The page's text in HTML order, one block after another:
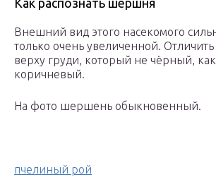
Как распознать шершня
Внешний вид этого насекомого
только очень увеличенной.
верху груди, который не чёрный, как
коричневый.
На фото шершень обыкновенный.
пчелиный рой